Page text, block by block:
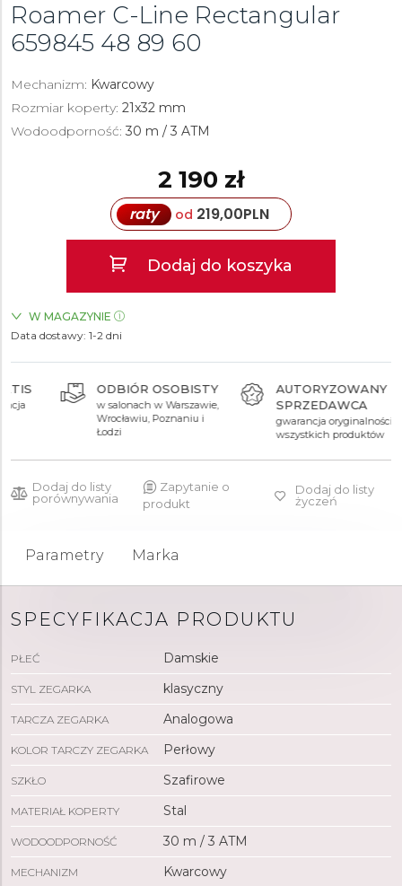
Roamer C-Line Rectangular
659845 48 89 60
Mechanizm: Kwarcowy
Rozmiar koperty: 21x32 mm
Wodoodporność: 30 m / 3 ATM
2 190 zł
raty od 219,00PLN
Dodaj do koszyka
W MAGAZYNIE
ZEGARKI.PL Sky Tower Wrocław
ZEGARKI.PL Posnania Poznań
TAK
Data dostawy: 1-2 dni
ODBIÓR OSOBISTY
w salonach w Warszawie,
Wrocławiu, Poznaniu i
AUTORYZOWANY
SPRZEDAWCA
gwarancja oryginalności
wszystkich produktów
Dodaj do listy
porównywania
Zapytanie o
produkt
Dodaj do listy
życzeń
Parametry Marka
SPECYFIKACJA PRODUKTU
PŁEĆ Damskie
STYL ZEGARKA klasyczny
TARCZA ZEGARKA Analogowa
KOLOR TARCZY ZEGARKA Perłowy
SZKŁO Szafirowe
MATERIAŁ KOPERTY Stal
WODOODPORNOŚĆ 30 m / 3 ATM
MECHANIZM Kwarcowy